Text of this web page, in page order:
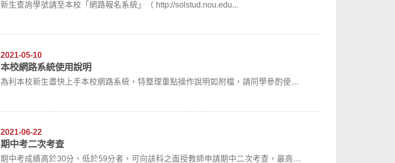
新生查詢學號請至本校「網路報名系統」（ http://solstud.nou.edu...
2021-05-10
本校網路系統使用說明
為利本校新生盡快上手本校網路系統，特整理重點操作說明如附檔，請同學參酌使
2021-06-22
期中考二次考查
期中考成績高於30分、低於59分者，可向該科之面授教師申請期中二次考查，最高補